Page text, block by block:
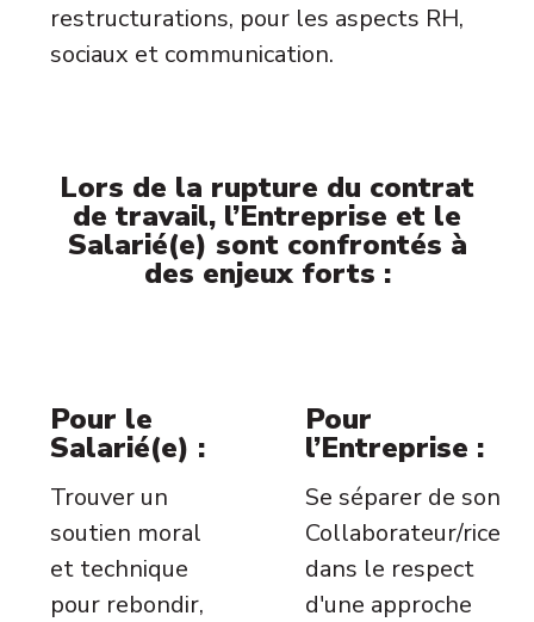
restructurations, pour les aspects RH,
sociaux et communication.
Lors de la rupture du contrat
de travail, l’Entreprise et le
Salarié(e) sont confrontés à
des enjeux forts :
Pour le
Salarié(e) :
Trouver un
soutien moral
et technique
pour rebondir,
Pour
l’Entreprise :
Se séparer de son
Collaborateur/rice
dans le respect
d'une approche